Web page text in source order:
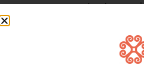
personnes, opposées à ce
de ce document. Il a donc été
parties dans le laboratoire
Saurez-vous le reconstituer